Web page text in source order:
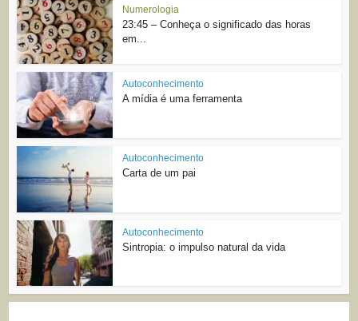
Numerologia
23:45 – Conheça o significado das horas
em...
Autoconhecimento
A mídia é uma ferramenta
Autoconhecimento
Carta de um pai
Autoconhecimento
Sintropia: o impulso natural da vida